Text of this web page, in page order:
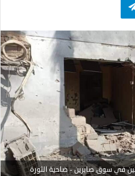
في سوق صابرين - ضاحية الثورة